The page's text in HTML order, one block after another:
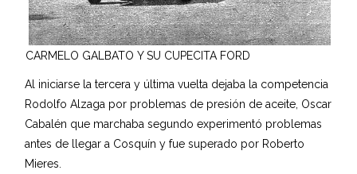
CARMELO GALBATO Y SU CUPECITA FORD
Al iniciarse la tercera y última vuelta dejaba la competencia
Rodolfo Alzaga por problemas de presión de aceite, Oscar
Cabalén que marchaba segundo experimentó problemas
antes de llegar a Cosquín y fue superado por Roberto
Mieres.